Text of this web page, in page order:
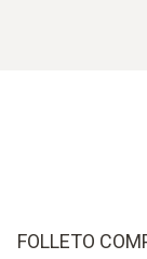
FOLLETO